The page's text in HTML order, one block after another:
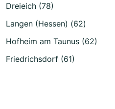
Dreieich (78)
Langen (Hessen) (62)
Hofheim am Taunus (62)
Friedrichsdorf (61)